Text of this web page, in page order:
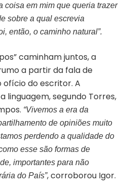
coisa em mim que queria trazer
sobre a qual escrevia
então, o caminho natural”.
caminham juntos, a
a partir da fala de
do escritor. A
linguagem, segundo Torres,
“Vivemos a era da
de opiniões muito
perdendo a qualidade do
esse são formas de
importantes para não
do País”, corroborou Igor.